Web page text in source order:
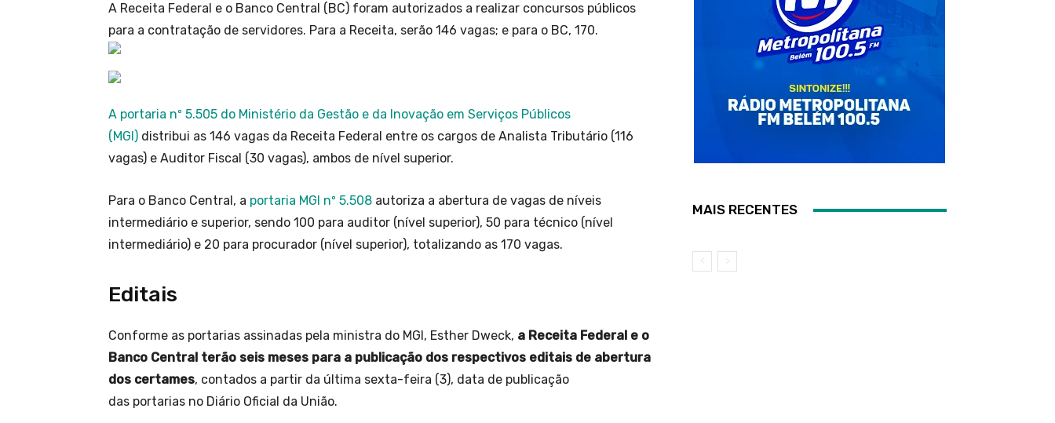
A Receita Federal e o Banco Central (BC) foram autorizados a realizar concursos públicos
para a contratação de servidores. Para a Receita, serão 146 vagas; e para o BC, 170.
A portaria nº 5.505 do Ministério da Gestão e da Inovação em Serviços Públicos
(MGI) distribui as 146 vagas da Receita Federal entre os cargos de Analista Tributário (116
vagas) e Auditor Fiscal (30 vagas), ambos de nível superior.
Para o Banco Central, a portaria MGI nº 5.508 autoriza a abertura de vagas de níveis
intermediário e superior, sendo 100 para auditor (nível superior), 50 para técnico (nível
intermediário) e 20 para procurador (nível superior), totalizando as 170 vagas.
Editais
Conforme as portarias assinadas pela ministra do MGI, Esther Dweck, a Receita Federal e o
Banco Central terão seis meses para a publicação dos respectivos editais de abertura
dos certames, contados a partir da última sexta-feira (3), data de publicação
das portarias no Diário Oficial da União.
MAIS RECENTES